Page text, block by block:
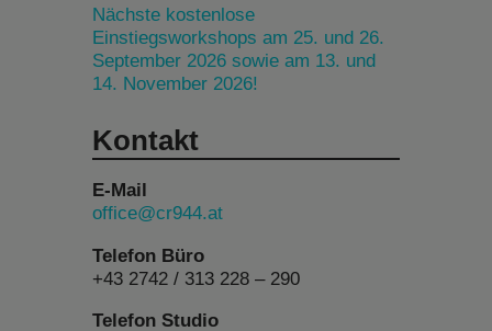
Nächste kostenlose
Einstiegsworkshops am 25. und 26.
September 2026 sowie am 13. und
14. November 2026!
Kontakt
E-Mail
office@cr944.at
Telefon Büro
+43 2742 / 313 228 – 290
Telefon Studio